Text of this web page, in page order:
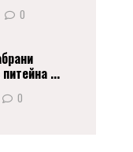
0
...
0